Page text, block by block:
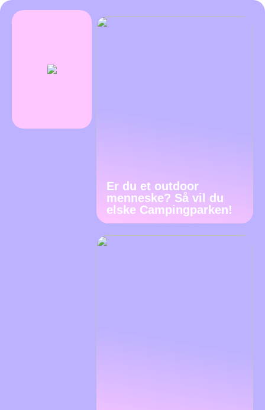
Er du et outdoor
menneske? Så vil du
elske Campingparken!